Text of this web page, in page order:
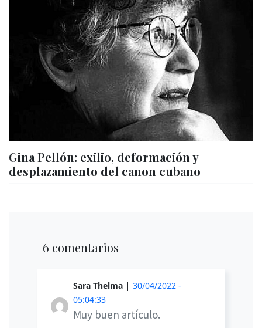
Gina Pellón: exilio, deformación y
desplazamiento del canon cubano
6 comentarios
Sara Thelma | 30/04/2022 -
05:04:33
Muy buen artículo.